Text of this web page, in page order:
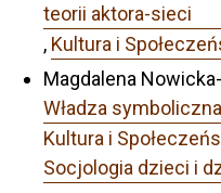
teorii aktora-sieci
, Kultura i
Magdalena
Władza
Kultura i
Socjologia dzieci i